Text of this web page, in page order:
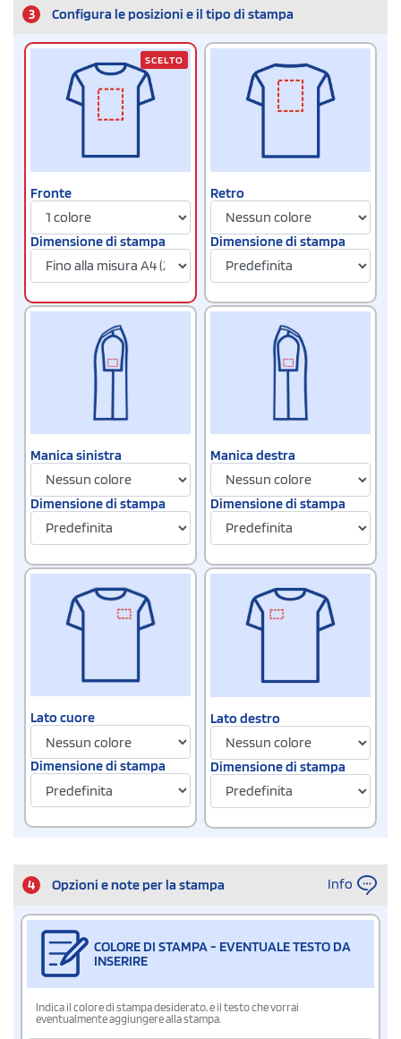
3 Configura le posizioni e il tipo di stampa
Fronte
Dimensione di stampa
SCELTO
Retro
Dimensione di stampa
Manica sinistra
Dimensione di stampa
Manica destra
Dimensione di stampa
Lato cuore
Dimensione di stampa
Lato destro
Dimensione di stampa
4 Opzioni e note per la stampa Info
COLORE DI STAMPA - EVENTUALE TESTO DA
INSERIRE
Indica il colore di stampa desiderato, e il testo che vorrai
eventualmente aggiungere alla stampa.